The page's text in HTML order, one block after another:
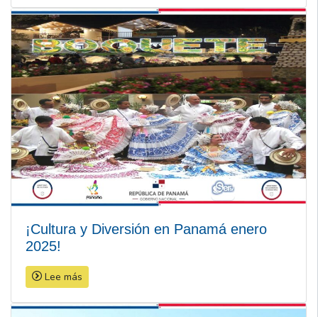
¡Cultura y Diversión en Panamá enero
2025!
Lee más